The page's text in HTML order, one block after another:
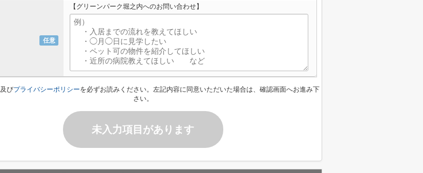
任意
【グリーンパーク堀之内へのお問い合わせ】
及びプライバシーポリシーを必ずお読みください。左記内容に同意いただいた場合は、確認画面へお進み下
さい。
未入力項目があります